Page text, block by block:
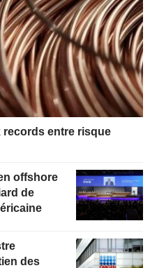
records entre risque
de
des